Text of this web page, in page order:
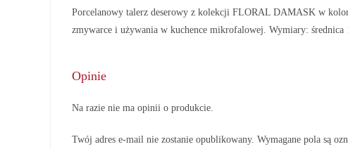
Porcelanowy talerz deserowy z kolekcji FLORAL DAMASK w
zmywarce i używania w kuchence mikrofalowej. Wymiary: średnica
Opinie
Na razie nie ma opinii o produkcie.
Twój adres e-mail nie zostanie opublikowany. Wymagane pola są